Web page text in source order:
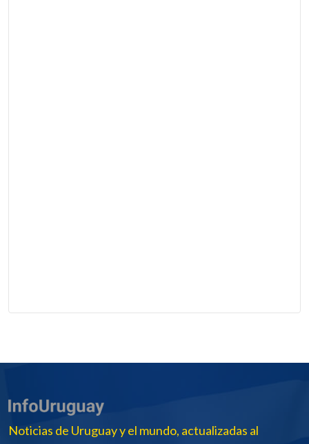
Noticias de Uruguay y el mundo, actualizadas al